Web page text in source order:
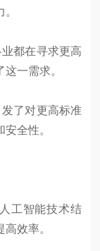
都在寻求更高
一需求。
了对更高标准
全性。
工智能技术结
效率。